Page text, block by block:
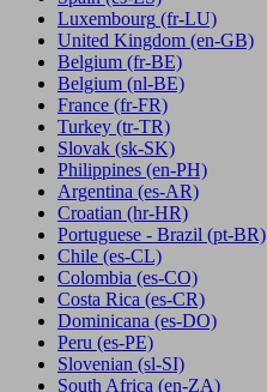
Luxembourg (fr-LU)
United Kingdom (en-GB)
Belgium (fr-BE)
Belgium (nl-BE)
France (fr-FR)
Turkey (tr-TR)
Slovak (sk-SK)
Philippines (en-PH)
Argentina (es-AR)
Croatian (hr-HR)
Portuguese - Brazil (pt-BR)
Chile (es-CL)
Colombia (es-CO)
Costa Rica (es-CR)
Dominicana (es-DO)
Peru (es-PE)
Slovenian (sl-SI)
South Africa (en-ZA)